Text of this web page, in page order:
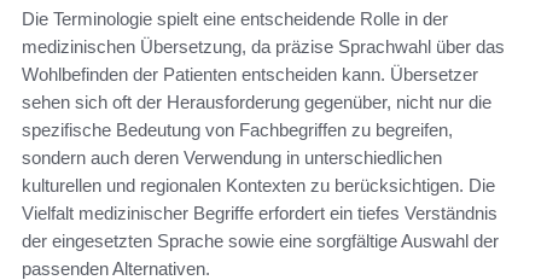
Die Terminologie spielt eine entscheidende Rolle in der
medizinischen Übersetzung, da präzise Sprachwahl über das
Wohlbefinden der Patienten entscheiden kann. Übersetzer
sehen sich oft der Herausforderung gegenüber, nicht nur die
spezifische Bedeutung von Fachbegriffen zu begreifen,
sondern auch deren Verwendung in unterschiedlichen
kulturellen und regionalen Kontexten zu berücksichtigen. Die
Vielfalt medizinischer Begriffe erfordert ein tiefes Verständnis
der eingesetzten Sprache sowie eine sorgfältige Auswahl der
passenden Alternativen.